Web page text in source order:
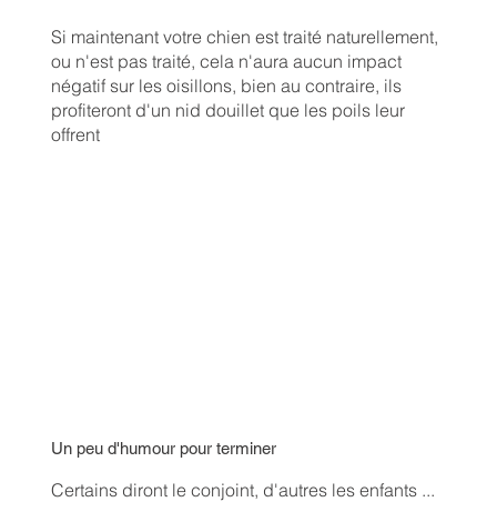
Si maintenant votre chien est traité naturellement,
ou n'est pas traité, cela n'aura aucun impact
négatif sur les oisillons, bien au contraire, ils
profiteront d'un nid douillet que les poils leur
offrent
Un peu d'humour pour terminer
Certains diront le conjoint, d'autres les enfants ...